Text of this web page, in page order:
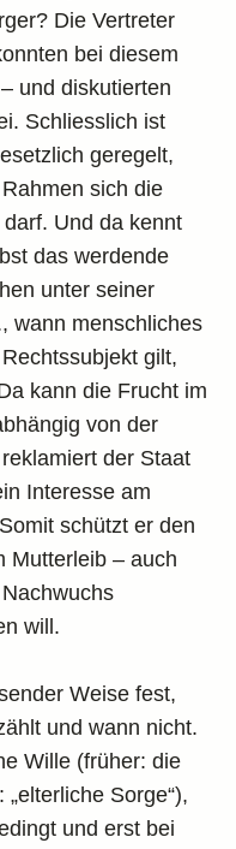
Die Vertreter
bei diesem
und diskutierten
Schliesslich ist
geregelt,
sich die
Und da kennt
das werdende
unter seiner
wann menschliches
gilt,
kann die Frucht im
von der
der Staat
Interesse am
schützt er den
Mutterleib – auch
will.
Weise fest,
und wann nicht.
Wille (früher: die
„elterliche Sorge“),
und erst bei